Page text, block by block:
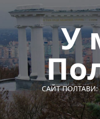
Перейти
вмісту
У
САЙТ